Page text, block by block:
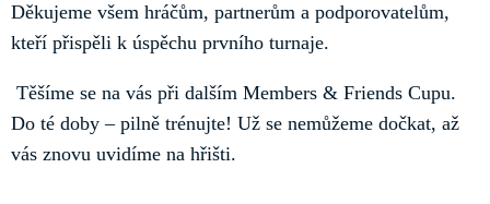
Děkujeme všem hráčům, partnerům a podporovatelům,
kteří přispěli k úspěchu prvního turnaje.
Těšíme se na vás při dalším Members & Friends Cupu.
Do té doby – pilně trénujte! Už se nemůžeme dočkat, až
vás znovu uvidíme na hřišti.